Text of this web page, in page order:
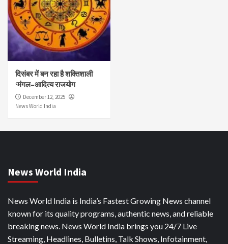
दिसंबर में बन रहा है शक्तिशाली
‘मंगल–आदित्य राजयोग
December 12, 2025
News World India
News World India
News World India is India’s Fastest Growing News channel
known for its quality programs, authentic news, and reliable
breaking news. News World India brings you 24/7 Live
Streaming, Headlines, Bulletins, Talk Shows, Infotainment,